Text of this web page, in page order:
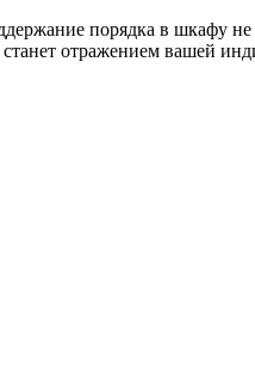
порядка в шкафу
отражением вашей